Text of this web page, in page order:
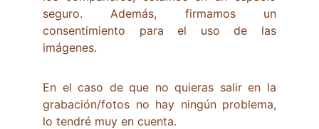
seguro. Además, firmamos un
consentimiento para el uso de las
imágenes.
En el caso de que no quieras salir en la
grabación/fotos no hay ningún problema,
lo tendré muy en cuenta.